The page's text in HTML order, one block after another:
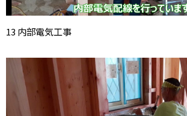
13 内部電気工事